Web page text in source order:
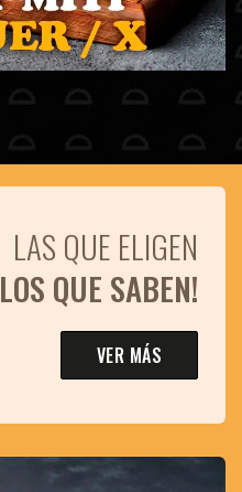
LAS QUE ELIGEN
LOS QUE SABEN!
VER MÁS